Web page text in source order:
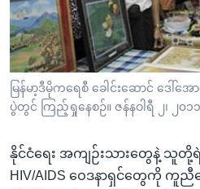
အ
ညွန်း
စာမျက်နှာ
သို့
ကျော်
ကြည့်
ရှာဖွေ
သုတပဒေသာ အင်္ဂလိပ်စာ
Learning English
ဗွီအိုအေ လူမှုကွန်ယက်များ
ဘာသာစကားများ
မြန်မာ့ဒီမိုကရေစီ ခေါင်းဆောင် ဒေါ်အ
ပွဲတွင် ကြည့်ရှုနေစဉ်။ ဇန်နဝါရီ ၂၊ ၂၀၁
နိုင်ငံရေး အကျဉ်းသားတွေနဲ့ သူတို့
HIV/AIDS ဝေဒနာရှင်တွေကို